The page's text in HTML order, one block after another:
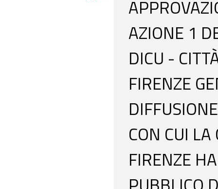
AZIONE 1
DICU -
FIRENZE
CON CUI
FIRENZE